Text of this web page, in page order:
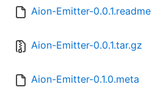
Aion-Emitter-0.0.1.readme
Aion-Emitter-0.0.1.tar.gz
Aion-Emitter-0.1.0.meta